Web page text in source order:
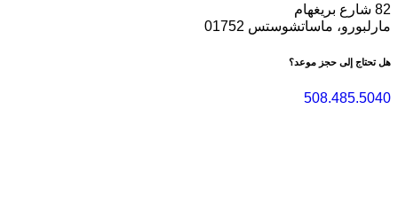
82 شارع بريغهام
مارلبورو، ماساتشوستس 01752
هل تحتاج إلى حجز موعد؟
508.485.5040